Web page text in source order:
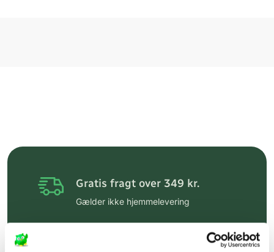
Gratis fragt over 349 kr.
Gælder ikke hjemmelevering